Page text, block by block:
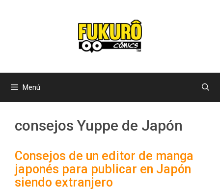
Menú
consejos Yuppe de Japón
Consejos de un editor de manga
japonés para publicar en Japón
siendo extranjero